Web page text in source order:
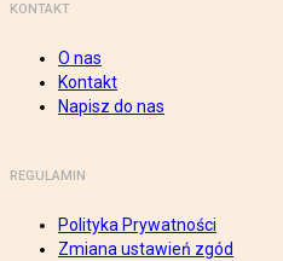
KONTAKT
O nas
Kontakt
Napisz do nas
REGULAMIN
Polityka Prywatności
Zmiana ustawień zgód